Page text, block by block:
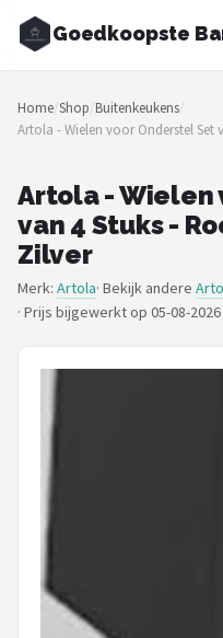
Goedkoopste
Zoeken
NAVIGATIE
Merken
Blog
Recepten
Goedkoopste
Gasbarbecues
Shop
Weber
Home/Shop/Buitenkeukens/
Artola - Wielen voor Onderstel Set
Artola - Wielen
van 4 Stuks -
Zilver
Merk: Artola· Bekijk andere
· Prijs bijgewerkt op 05-08-2026